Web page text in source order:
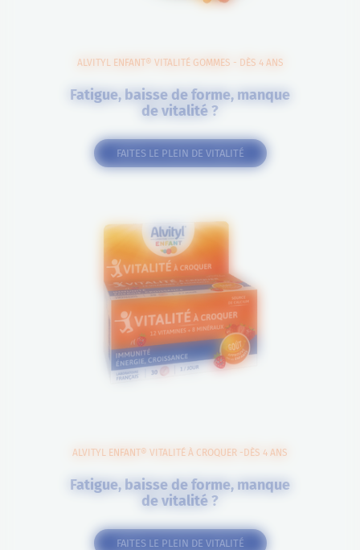
ALVITYL ENFANT® VITALITÉ GOMMES - DÈS 4 ANS
Fatigue, baisse de forme, manque
de vitalité ?
FAITES LE PLEIN DE VITALITÉ
ALVITYL ENFANT® VITALITÉ À CROQUER -DÈS 4 ANS
Fatigue, baisse de forme, manque
de vitalité ?
FAITES LE PLEIN DE VITALITÉ